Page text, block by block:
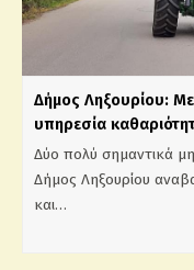
Δήμος Ληξουρίου:
υπηρεσία
Δύο πολύ σημαντικά
Δήμος Ληξουρίου
και…